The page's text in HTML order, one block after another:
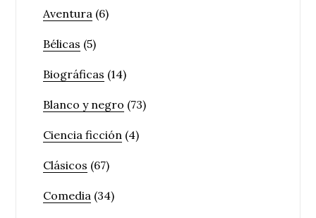
Aventura (6)
Bélicas (5)
Biográficas (14)
Blanco y negro (73)
Ciencia ficción (4)
Clásicos (67)
Comedia (34)